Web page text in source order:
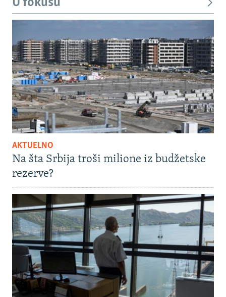
AKTUELNO
Na šta Srbija troši milione iz budžetske
rezerve?